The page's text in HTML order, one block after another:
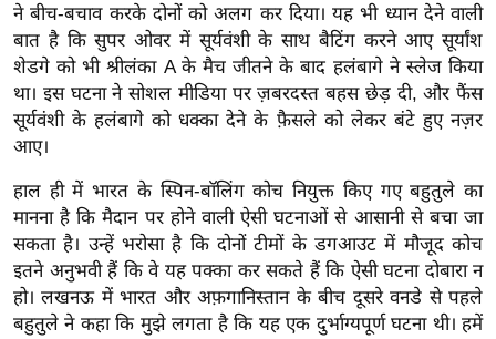
मि
सा
ल
श
ख्सि
य
त
यं
ग
इं
ने बीच-बचाव करके दोनों को अलग कर दिया। यह भी ध्यान देने वाली
बात है कि सुपर ओवर में सूर्यवंशी के साथ बैटिंग करने आए सूर्यांश
शेडगे को भी श्रीलंका A के मैच जीतने के बाद हलंबागे ने स्लेज किया
था। इस घटना ने सोशल मीडिया पर ज़बरदस्त बहस छेड़ दी, और फैंस
सूर्यवंशी के हलंबागे को धक्का देने के फ़ैसले को लेकर बंटे हुए नज़र
आए।
हाल ही में भारत के स्पिन-बॉलिंग कोच नियुक्त किए गए बहुतुले का
मानना ​​है कि मैदान पर होने वाली ऐसी घटनाओं से आसानी से बचा जा
सकता है। उन्हें भरोसा है कि दोनों टीमों के डगआउट में मौजूद कोच
इतने अनुभवी हैं कि वे यह पक्का कर सकते हैं कि ऐसी घटना दोबारा न
हो। लखनऊ में भारत और अफ़गानिस्तान के बीच दूसरे वनडे से पहले
बहुतुले ने कहा कि मुझे लगता है कि यह एक दुर्भाग्यपूर्ण घटना थी। हमें